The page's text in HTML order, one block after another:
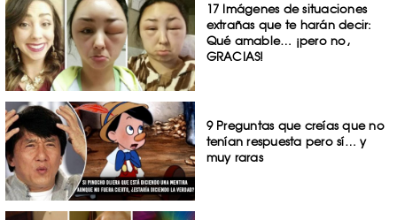
17 Imágenes de situaciones
extrañas que te harán decir:
Qué amable… ¡pero no,
GRACIAS!
9 Preguntas que creías que no
tenían respuesta pero sí… y
muy raras